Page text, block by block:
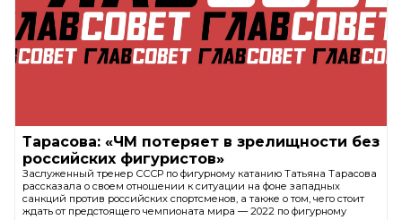
Тарасова: «ЧМ потеряет в зрелищности без
российских фигуристов»
Заслуженный тренер СССР по фигурному катанию Татьяна Тарасова
рассказала о своем отношении к ситуации на фоне западных
санкций против российских спортсменов, а также о том, чего стоит
ждать от предстоящего чемпионата мира — 2022 по фигурному